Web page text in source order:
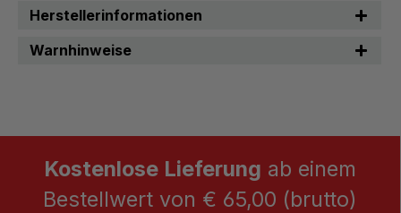
Herstellerinformationen
Warnhinweise
Kostenlose Lieferung ab einem
Bestellwert von € 65,00 (brutto)